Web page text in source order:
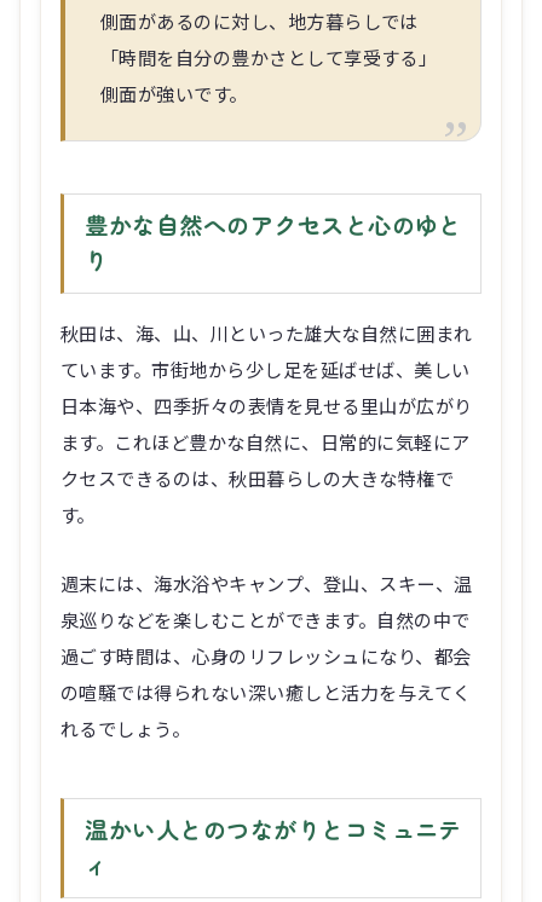
側面があるのに対し、地方暮らしでは
「時間を自分の豊かさとして享受する」
側面が強いです。
豊かな自然へのアクセスと心のゆと
り
秋田は、海、山、川といった雄大な自然に囲まれ
ています。市街地から少し足を延ばせば、美しい
日本海や、四季折々の表情を見せる里山が広がり
ます。これほど豊かな自然に、日常的に気軽にア
クセスできるのは、秋田暮らしの大きな特権で
す。
週末には、海水浴やキャンプ、登山、スキー、温
泉巡りなどを楽しむことができます。自然の中で
過ごす時間は、心身のリフレッシュになり、都会
の喧騒では得られない深い癒しと活力を与えてく
れるでしょう。
温かい人とのつながりとコミュニテ
ィ